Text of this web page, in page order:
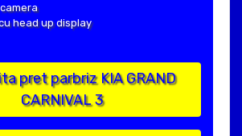
head up display
pret parbriz KIA GRAND
CARNIVAL 3